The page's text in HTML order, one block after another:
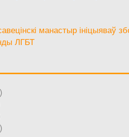
манастыр ініцыяваў
ЛГБТ